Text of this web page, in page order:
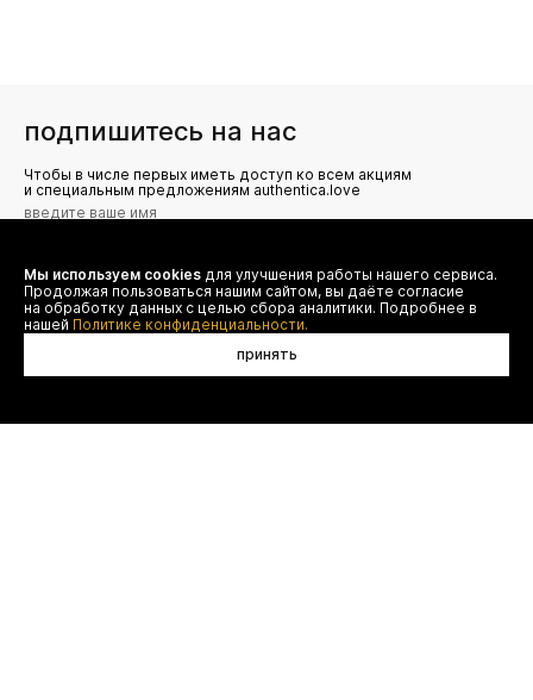
подпишитесь на нас
Чтобы в числе первых иметь доступ ко всем акциям
и специальным предложениям authentica.love
Я даю согласие на сбор, обработку и хранение моих
персональных данных (имя, email, телефон) для получения
рекламных и информационных рассылок от ООО 'БТ
Юнайтед', а также ознакомлен(а) с
Политикой конфиденциальности
Мы используем cookies для улучшения работы нашего сервиса.
Продолжая пользоваться нашим сайтом, вы даёте согласие
на обработку данных с целью сбора аналитики. Подробнее в
нашей Политике конфиденциальности.
принять